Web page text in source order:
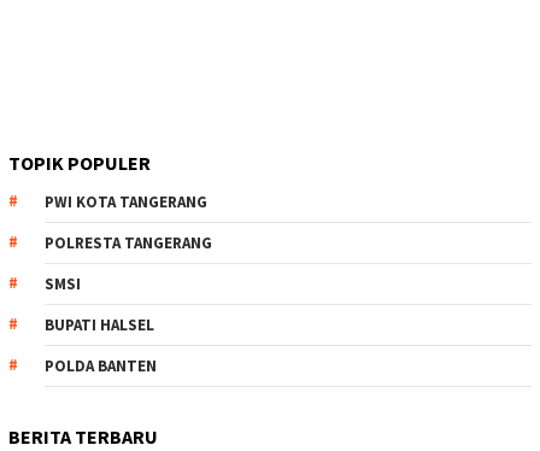
TOPIK POPULER
PWI KOTA TANGERANG
POLRESTA TANGERANG
SMSI
BUPATI HALSEL
POLDA BANTEN
BERITA TERBARU